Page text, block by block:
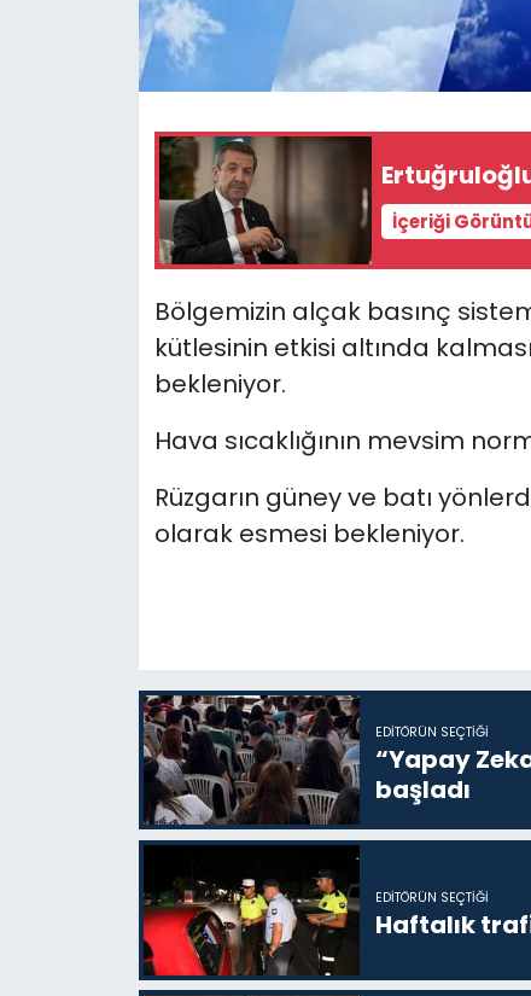
İçeriği
Bölgemizin alçak basınç
kütlesinin etkisi altında
bekleniyor.
Hava sıcaklığının mevsim
Rüzgarın güney ve batı
olarak esmesi bekleniyor.
EDITÖRÜN SEÇTIĞI
“Yapay
başladı
EDITÖRÜN SEÇTIĞI
Haftalık
Nöbetçi Eczaneler
Teknoloji
Video Galeri